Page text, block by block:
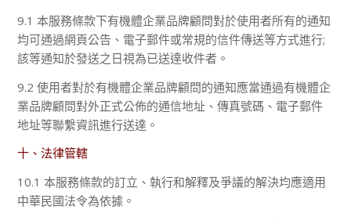
9.1 本服務條款下有機體企業品牌顧問對於使用者所有的通知
均可通過網頁公告、電子郵件或常規的信件傳送等方式進行;
該等通知於發送之日視為已送達收件者。
9.2 使用者對於有機體企業品牌顧問的通知應當通過有機體企
業品牌顧問對外正式公佈的通信地址、傳真號碼、電子郵件
地址等聯繫資訊進行送達。
十、法律管轄
10.1 本服務條款的訂立、執行和解釋及爭議的解決均應適用
中華民國法令為依據。